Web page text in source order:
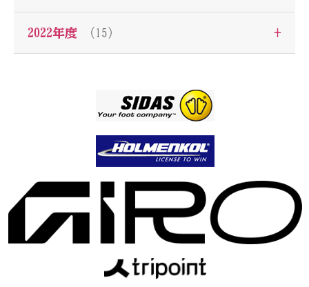
2022年度 （15） +